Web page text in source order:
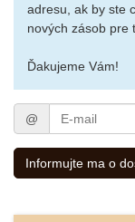
adresu, ak by ste
nových zásob pre
Ďakujeme Vám!
mail
@
Informujte ma o